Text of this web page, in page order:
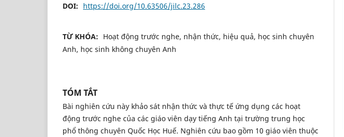
DOI: https://doi.org/10.63506/jilc.23.286
TỪ KHÓA: Hoạt động trước nghe, nhận thức, hiệu quả, học sinh chuyên
Anh, học sinh không chuyên Anh
TÓM TẮT
Bài nghiên cứu này khảo sát nhận thức và thực tế ứng dụng các hoạt
động trước nghe của các giáo viên dạy tiếng Anh tại trường trung học
phổ thông chuyên Quốc Học Huế. Nghiên cứu bao gồm 10 giáo viên thuộc